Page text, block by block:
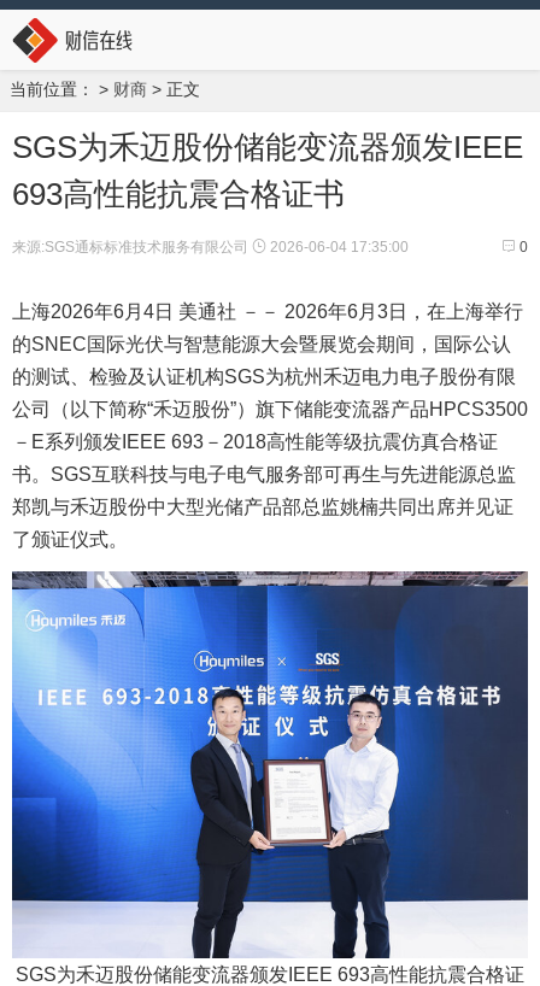
当前位置： > 财商 > 正文
SGS为禾迈股份储能变流器颁发IEEE
693高性能抗震合格证书
0
来源:SGS通标标准技术服务有限公司 2026-06-04 17:35:00
上海2026年6月4日 美通社 －－ 2026年6月3日，在上海举行
的SNEC国际光伏与智慧能源大会暨展览会期间，国际公认
的测试、检验及认证机构SGS为杭州禾迈电力电子股份有限
公司（以下简称“禾迈股份”）旗下储能变流器产品HPCS3500
－E系列颁发IEEE 693－2018高性能等级抗震仿真合格证
书。SGS互联科技与电子电气服务部可再生与先进能源总监
郑凯与禾迈股份中大型光储产品部总监姚楠共同出席并见证
了颁证仪式。
SGS为禾迈股份储能变流器颁发IEEE 693高性能抗震合格证